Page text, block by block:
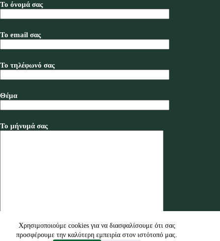
Χρησιμοποιούμε cookies για να διασφαλίσουμε ότι σας
προσφέρουμε την καλύτερη εμπειρία στον ιστότοπό μας.
Το όνομά σας
Το email σας
Το τηλέφωνό σας
Θέμα
Το μήνυμά σας